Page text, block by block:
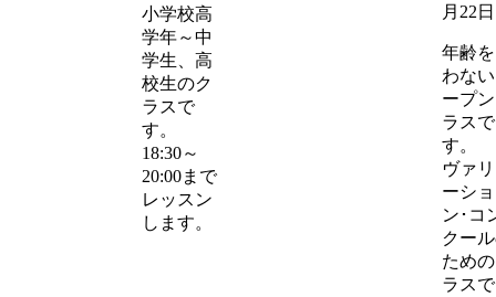
小学校高
学年～中
学生、高
校生のク
ラスで
す。
18:30～
20:00まで
レッスン
します。
月22日
年齢
わな
ープ
ラスで
す。
ヴァ
ーショ
ン･コ
クー
ため
ラスで